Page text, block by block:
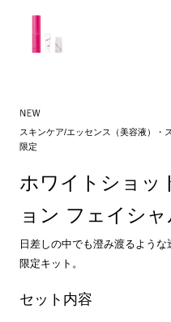
スキンケア/エッセンス（美容液）・
限定
ホワイトショッ
ョン フェイシ
日差しの中でも澄み渡るよう
限定キット。
セット内容